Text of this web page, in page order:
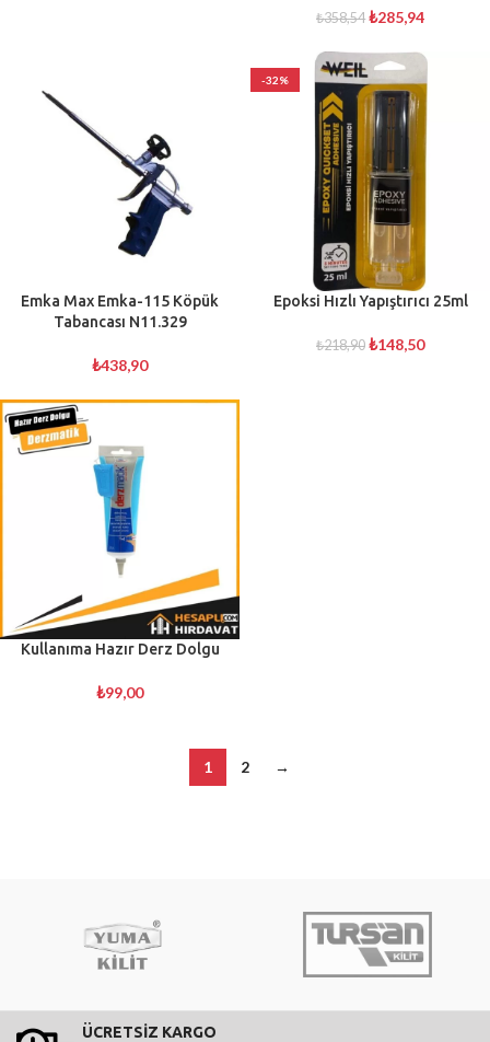
₺358,54 ₺285,94
Emka Max Emka-115 Köpük
Tabancası N11.329
₺438,90
-32%
Epoksi Hızlı Yapıştırıcı 25ml
₺218,90 ₺148,50
Kullanıma Hazır Derz Dolgu
₺99,00
1 2 →
ÜCRETSİZ KARGO